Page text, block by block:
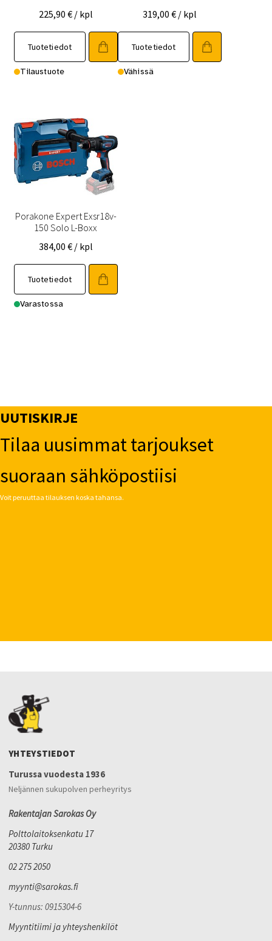
225,90 € / kpl
Tuotetiedot
Tilaustuote
319,00€ / kpl
Tuotetiedot
Vähissä
Porakone Expert Exsr18v-
150 Solo L-Boxx
384,00 € / kpl
Tuotetiedot
Varastossa
UUTISKIRJE
Tilaa uusimmat tarjoukset
suoraan sähköpostiisi
Voit peruuttaa tilauksen koska tahansa.
YHTEYSTIEDOT
Turussa vuodesta 1936
Neljännen sukupolven perheyritys
Rakentajan Sarokas Oy
Polttolaitoksenkatu 17
20380 Turku
02 275 2050
myynti@sarokas.fi
Y-tunnus: 0915304-6
Myyntitiimi ja yhteyshenkilöt